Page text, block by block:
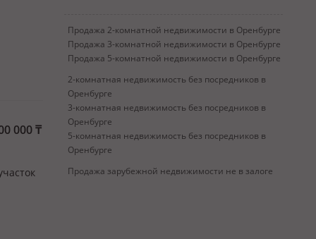
000₸
Продажа 2-комнатной недвижимости в Оренбурге
Продажа 3-комнатной недвижимости в Оренбурге
Продажа 5-комнатной недвижимости в Оренбурге
2-комнатная недвижимость без посредников в
Оренбурге
3-комнатная недвижимость без посредников в
Оренбурге
5-комнатная недвижимость без посредников в
Оренбурге
Продажа зарубежной недвижимости не в залоге